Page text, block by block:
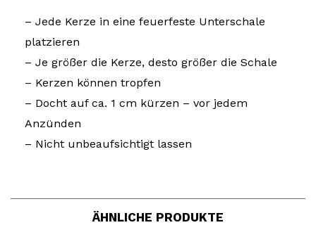
– Jede Kerze in eine feuerfeste Unterschale
platzieren
– Je größer die Kerze, desto größer die Schale
– Kerzen können tropfen
– Docht auf ca. 1 cm kürzen – vor jedem
Anzünden
– Nicht unbeaufsichtigt lassen
ÄHNLICHE PRODUKTE